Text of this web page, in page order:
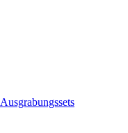
Ausgrabungssets